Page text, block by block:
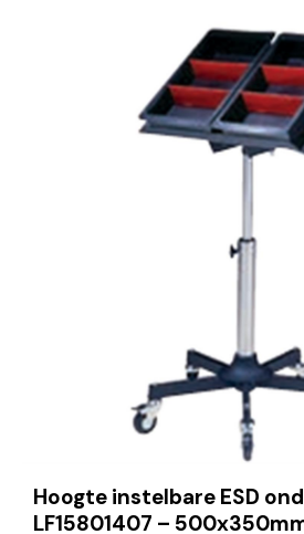
Hoogte instelbare ESD
LF15801407 –